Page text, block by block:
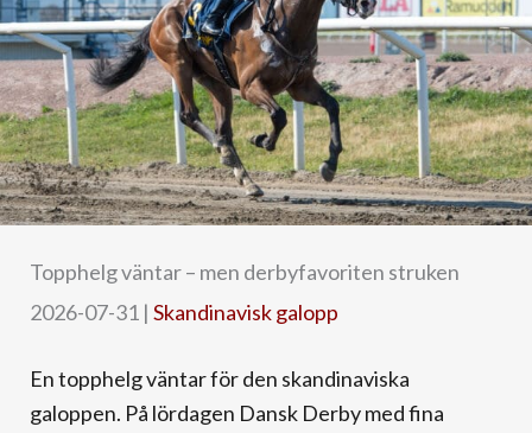
Topphelg väntar – men derbyfavoriten struken
2026-07-31 | Skandinavisk galopp
En topphelg väntar för den skandinaviska
galoppen. På lördagen Dansk Derby med fina